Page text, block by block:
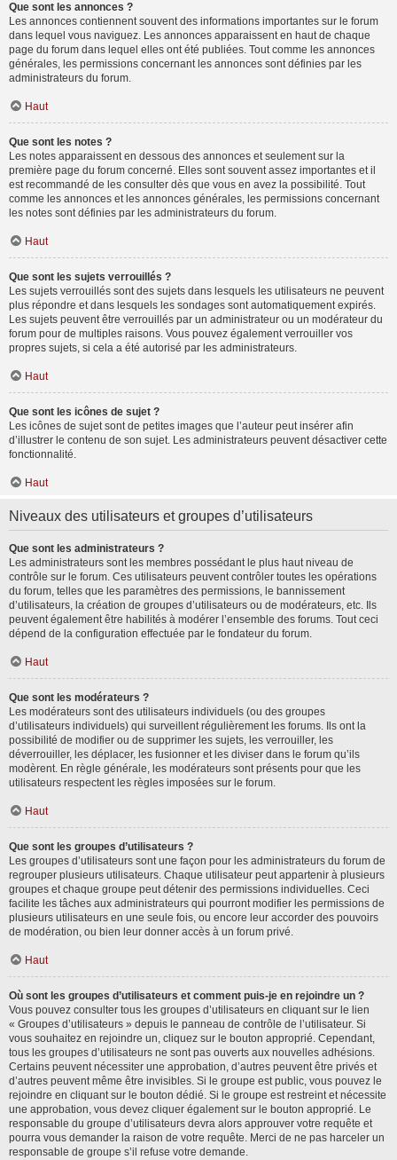
Que sont les annonces ?
Les annonces contiennent souvent des informations importantes sur le forum
dans lequel vous naviguez. Les annonces apparaissent en haut de chaque
page du forum dans lequel elles ont été publiées. Tout comme les annonces
générales, les permissions concernant les annonces sont définies par les
administrateurs du forum.
Haut
Que sont les notes ?
Les notes apparaissent en dessous des annonces et seulement sur la
première page du forum concerné. Elles sont souvent assez importantes et il
est recommandé de les consulter dès que vous en avez la possibilité. Tout
comme les annonces et les annonces générales, les permissions concernant
les notes sont définies par les administrateurs du forum.
Haut
Que sont les sujets verrouillés ?
Les sujets verrouillés sont des sujets dans lesquels les utilisateurs ne peuvent
plus répondre et dans lesquels les sondages sont automatiquement expirés.
Les sujets peuvent être verrouillés par un administrateur ou un modérateur du
forum pour de multiples raisons. Vous pouvez également verrouiller vos
propres sujets, si cela a été autorisé par les administrateurs.
Haut
Que sont les icônes de sujet ?
Les icônes de sujet sont de petites images que l’auteur peut insérer afin
d’illustrer le contenu de son sujet. Les administrateurs peuvent désactiver cette
fonctionnalité.
Haut
Niveaux des utilisateurs et groupes d’utilisateurs
Que sont les administrateurs ?
Les administrateurs sont les membres possédant le plus haut niveau de
contrôle sur le forum. Ces utilisateurs peuvent contrôler toutes les opérations
du forum, telles que les paramètres des permissions, le bannissement
d’utilisateurs, la création de groupes d’utilisateurs ou de modérateurs, etc. Ils
peuvent également être habilités à modérer l’ensemble des forums. Tout ceci
dépend de la configuration effectuée par le fondateur du forum.
Haut
Que sont les modérateurs ?
Les modérateurs sont des utilisateurs individuels (ou des groupes
d’utilisateurs individuels) qui surveillent régulièrement les forums. Ils ont la
possibilité de modifier ou de supprimer les sujets, les verrouiller, les
déverrouiller, les déplacer, les fusionner et les diviser dans le forum qu’ils
modèrent. En règle générale, les modérateurs sont présents pour que les
utilisateurs respectent les règles imposées sur le forum.
Haut
Que sont les groupes d’utilisateurs ?
Les groupes d’utilisateurs sont une façon pour les administrateurs du forum de
regrouper plusieurs utilisateurs. Chaque utilisateur peut appartenir à plusieurs
groupes et chaque groupe peut détenir des permissions individuelles. Ceci
facilite les tâches aux administrateurs qui pourront modifier les permissions de
plusieurs utilisateurs en une seule fois, ou encore leur accorder des pouvoirs
de modération, ou bien leur donner accès à un forum privé.
Haut
Où sont les groupes d’utilisateurs et comment puis-je en rejoindre un ?
Vous pouvez consulter tous les groupes d’utilisateurs en cliquant sur le lien
« Groupes d’utilisateurs » depuis le panneau de contrôle de l’utilisateur. Si
vous souhaitez en rejoindre un, cliquez sur le bouton approprié. Cependant,
tous les groupes d’utilisateurs ne sont pas ouverts aux nouvelles adhésions.
Certains peuvent nécessiter une approbation, d’autres peuvent être privés et
d’autres peuvent même être invisibles. Si le groupe est public, vous pouvez le
rejoindre en cliquant sur le bouton dédié. Si le groupe est restreint et nécessite
une approbation, vous devez cliquer également sur le bouton approprié. Le
responsable du groupe d’utilisateurs devra alors approuver votre requête et
pourra vous demander la raison de votre requête. Merci de ne pas harceler un
responsable de groupe s’il refuse votre demande.